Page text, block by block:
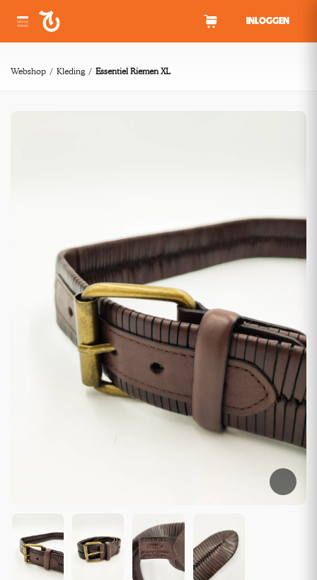
INLOGGEN
Webshop Kleding Essentiel Riemen XL